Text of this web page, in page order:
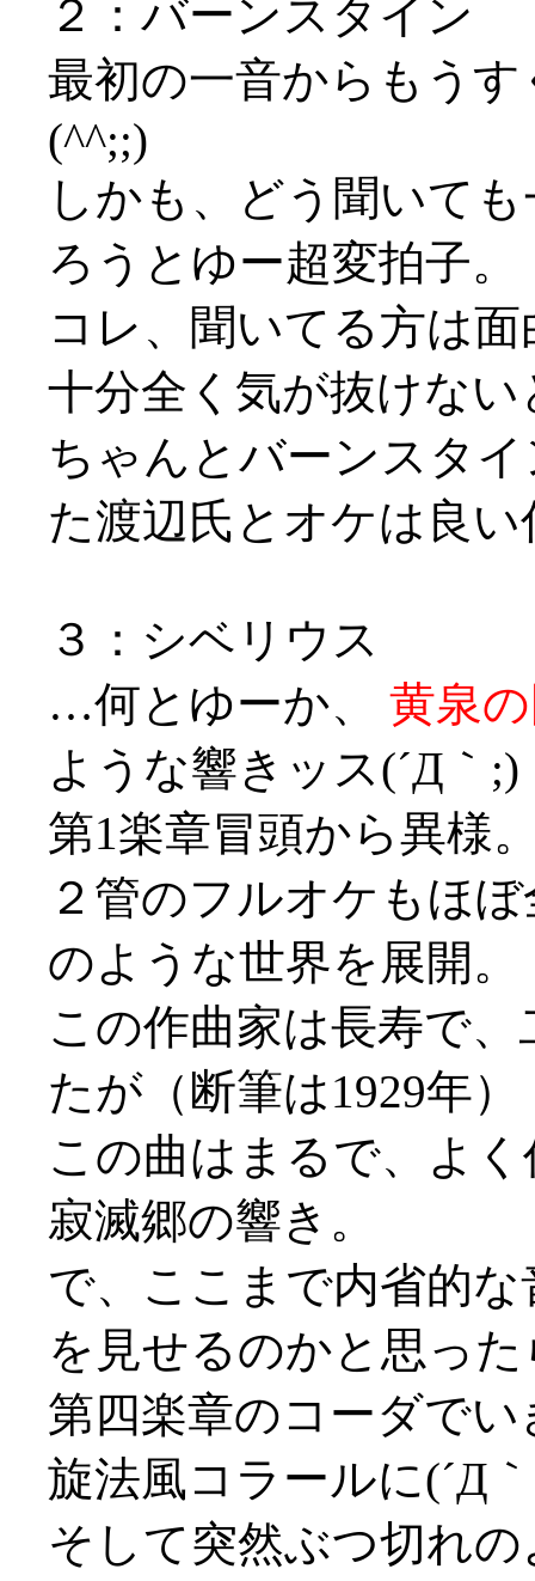
２：バーンスタイン
最初の一音からもう
(^^;;)
しかも、どう聞いて
ろうとゆー超変拍子。
コレ、聞いてる方は
十分全く気が抜けな
ちゃんとバーンスタ
た渡辺氏とオケは良
３：シベリウス
…何とゆーか、 黄泉
ような響きッス(´Д｀;)
第1楽章冒頭から異様
２管のフルオケもほ
のような世界を展開。
この作曲家は長寿で
たが（断筆は1929年）
この曲はまるで、よ
寂滅郷の響き。
で、ここまで内省的
を見せるのかと思った
第四楽章のコーダで
旋法風コラールに(´Д
そして突然ぶつ切れ